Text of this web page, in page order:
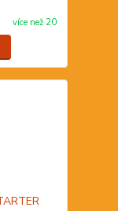
více než 20